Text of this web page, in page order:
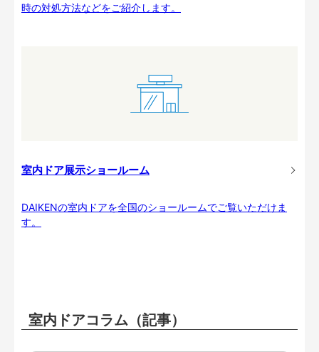
時の対処方法などをご紹介します。
室内ドア展示ショールーム
DAIKENの室内ドアを全国のショールームでご覧いただけま
す。
室内ドアコラム（記事）